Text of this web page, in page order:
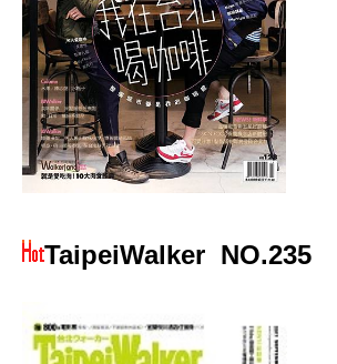
TaipeiWalker NO.235